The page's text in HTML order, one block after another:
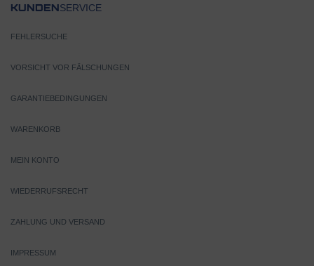
KUNDENSERVICE
FEHLERSUCHE
VORSICHT VOR FÄLSCHUNGEN
GARANTIEBEDINGUNGEN
WARENKORB
MEIN KONTO
WIEDERRUFSRECHT
ZAHLUNG UND VERSAND
IMPRESSUM